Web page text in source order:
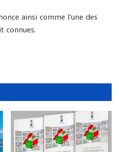
ainsi comme l’une des
connues.